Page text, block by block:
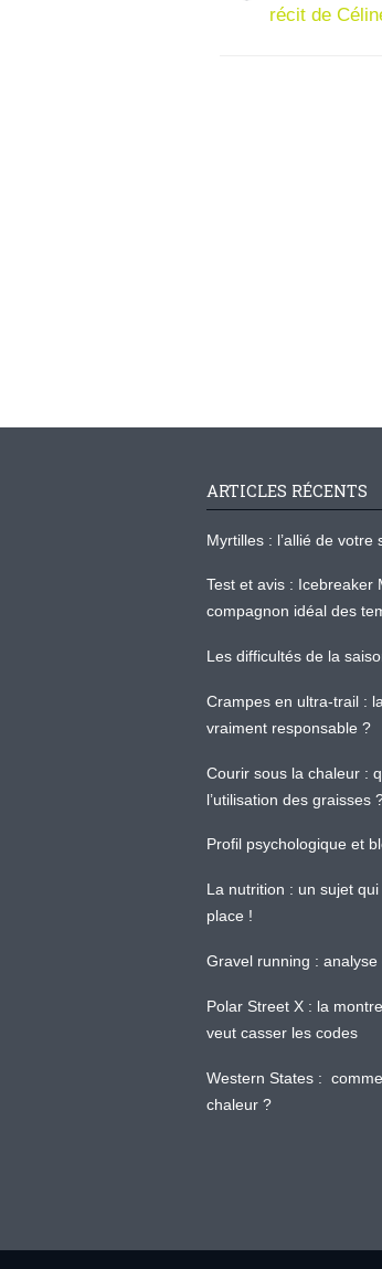
récit de
ARTICLES RÉCENTS
Myrtilles : l’allié de
Test et avis : Icebreaker
compagnon idéal des
Les difficultés de la
Crampes en ultra-trail :
vraiment responsable ?
Courir sous la chaleur :
l’utilisation des graisses
Profil psychologique et
La nutrition : un sujet
place !
Gravel running :
Polar Street X : la
veut casser les codes
Western States :
chaleur ?